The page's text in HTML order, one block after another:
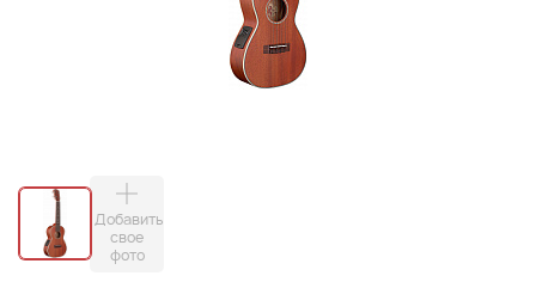
Добавить
свое
фото